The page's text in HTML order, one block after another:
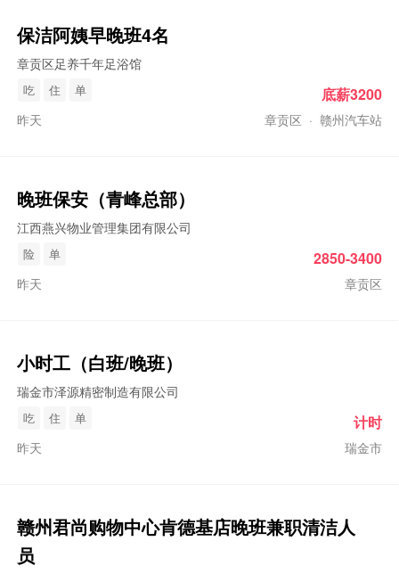
保洁阿姨早晚班4名
章贡区足养千年足浴馆
吃 住 单
昨天 章贡区 · 赣州汽车站
底薪3200
晚班保安（青峰总部）
江西燕兴物业管理集团有限公司
险 单
昨天 章贡区
2850-3400
小时工（白班/晚班）
瑞金市泽源精密制造有限公司
吃 住 单
昨天 瑞金市
计时
赣州君尚购物中心肯德基店晚班兼职清洁人
员